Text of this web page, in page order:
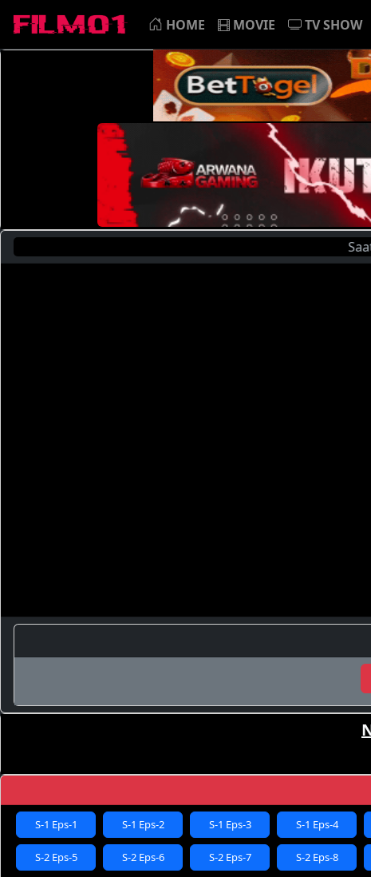
HOME MOVIE TV SHOW
Saat Ini
S-1 Eps-1 S-1 Eps-2 S-1 Eps-3 S-1 Eps-4
S-2 Eps-5 S-2 Eps-6 S-2 Eps-7 S-2 Eps-8